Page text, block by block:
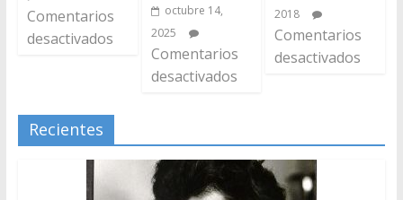
Comentarios
desactivados
octubre 14,
2025
Comentarios
desactivados
2018
Comentarios
desactivados
Recientes